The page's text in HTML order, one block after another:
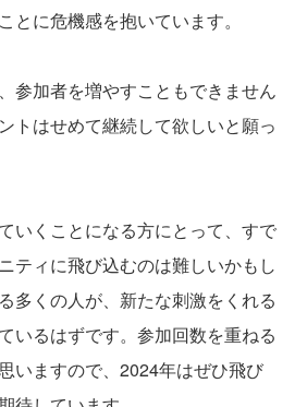
とに危機感を抱いています。
参加者を増やすこともできません
トはせめて継続して欲しいと願っ
いくことになる方にとって、すで
ティに飛び込むのは難しいかもし
多くの人が、新たな刺激をくれる
いるはずです。参加回数を重ねる
いますので、2024年はぜひ飛び